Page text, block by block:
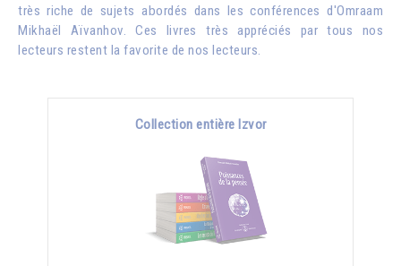
très riche de sujets abordés dans les conférences d'Omraam
Mikhaël Aïvanhov. Ces livres très appréciés par tous nos
lecteurs restent la favorite de nos lecteurs.
Collection entière Izvor